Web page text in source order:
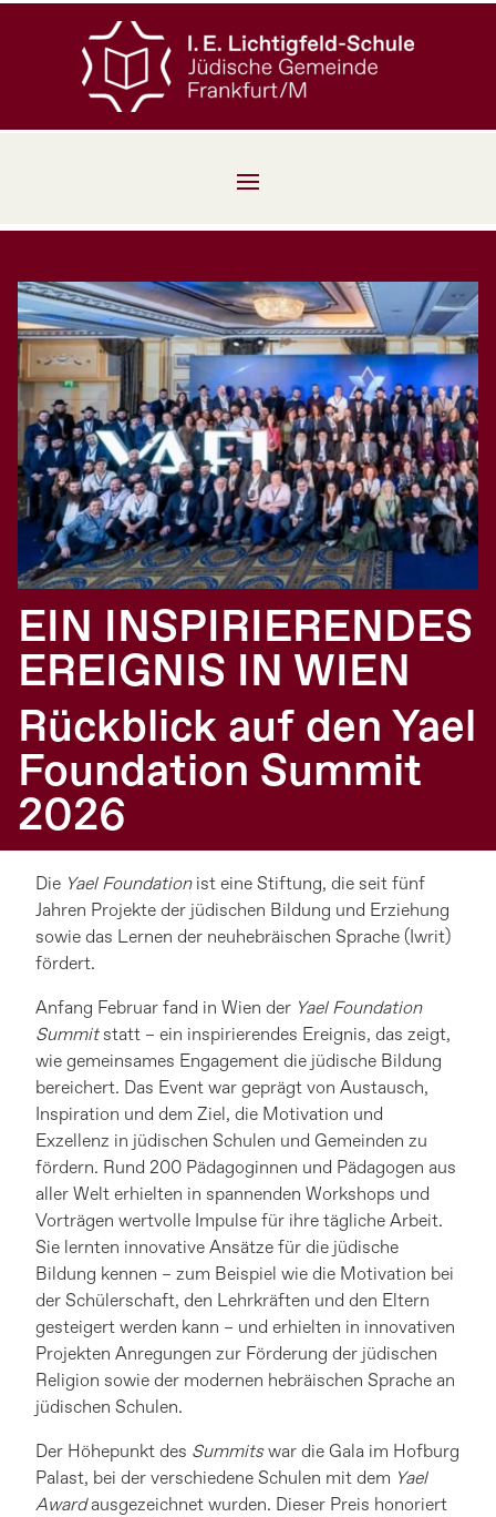
EIN INSPIRIERENDES
EREIGNIS IN WIEN
Rückblick auf den Yael
Foundation Summit
2026
Die Yael Foundationist eine Stiftung, die seit fünf
Jahren Projekte der jüdischen Bildung und Erziehung
sowie das Lernen der neuhebräischen Sprache (Iwrit)
fördert.
Anfang Februar fand in Wien der Yael Foundation
Summitstatt – ein inspirierendes Ereignis, das zeigt,
wie gemeinsames Engagement die jüdische Bildung
bereichert. Das Event war geprägt von Austausch,
Inspiration und dem Ziel, die Motivation und
Exzellenz in jüdischen Schulen und Gemeinden zu
fördern. Rund 200 Pädagoginnen und Pädagogen aus
aller Welt erhielten in spannenden Workshops und
Vorträgen wertvolle Impulse für ihre tägliche Arbeit.
Sie lernten innovative Ansätze für die jüdische
Bildung kennen – zum Beispiel wie die Motivation bei
der Schülerschaft, den Lehrkräften und den Eltern
gesteigert werden kann – und erhielten in innovativen
Projekten Anregungen zur Förderung der jüdischen
Religion sowie der modernen hebräischen Sprache an
jüdischen Schulen.
Der Höhepunkt des Summitswar die Gala im Hofburg
Palast, bei der verschiedene Schulen mit dem Yael
Awardausgezeichnet wurden. Dieser Preis honoriert